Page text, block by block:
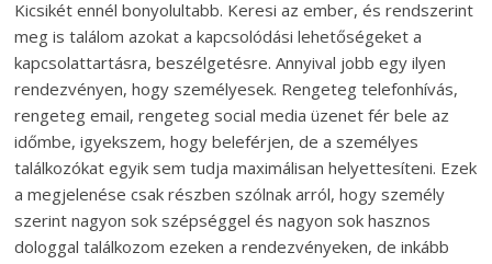
Kicsikét ennél bonyolultabb. Keresi az ember, és rendszerint
meg is találom azokat a kapcsolódási lehetőségeket a
kapcsolattartásra, beszélgetésre. Annyival jobb egy ilyen
rendezvényen, hogy személyesek. Rengeteg telefonhívás,
rengeteg email, rengeteg social media üzenet fér bele az
időmbe, igyekszem, hogy beleférjen, de a személyes
találkozókat egyik sem tudja maximálisan helyettesíteni. Ezek
a megjelenése csak részben szólnak arról, hogy személy
szerint nagyon sok szépséggel és nagyon sok hasznos
dologgal találkozom ezeken a rendezvényeken, de inkább